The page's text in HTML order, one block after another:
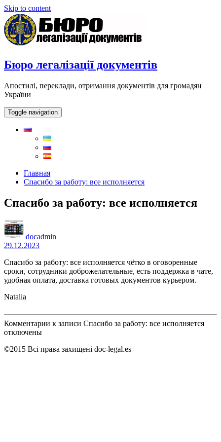
Skip to content
Бюро легалізації документів
Апостилі, переклади, отримання документів для громадян
України
Toggle navigation
Главная
Спасибо за работу: все исполняется
Спасибо за работу: все исполняется
docadmin
29.12.2023
Спасибо за работу: все исполняется чётко в оговоренные
сроки, сотрудники доброжелательные, есть поддержка в чате,
удобная оплата, доставка готовых документов курьером.
Natalia
Комментарии к записи Спасибо за работу: все исполняется
отключены
©2015 Всі права захищені doc-legal.es